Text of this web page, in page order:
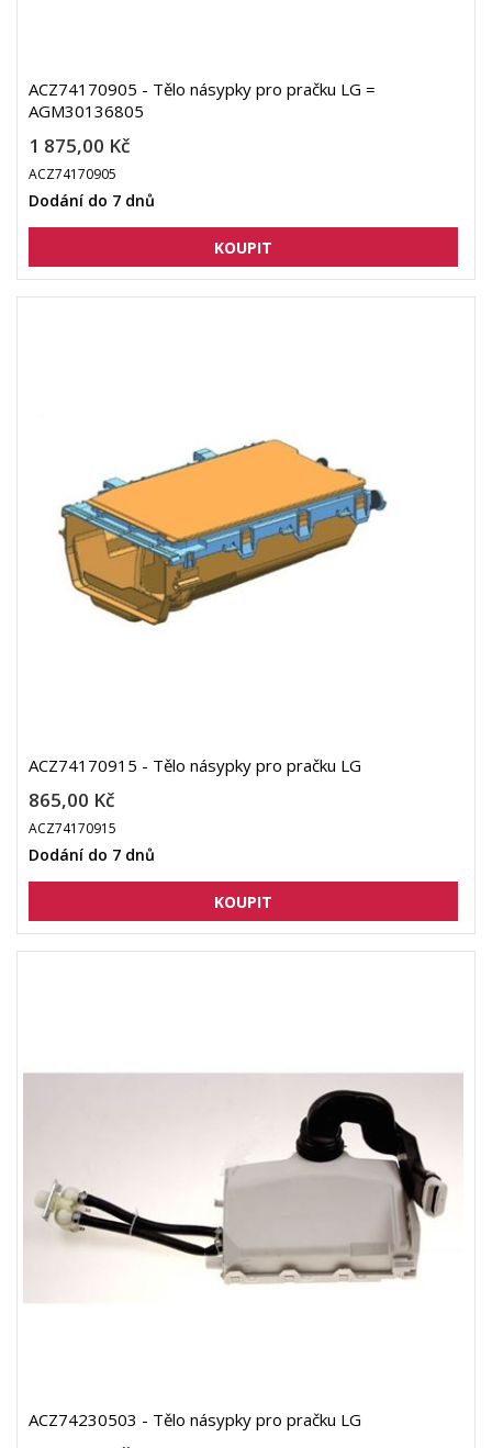
ACZ74170905 - Tělo násypky pro pračku LG =
AGM30136805
1 875,00 Kč
ACZ74170905
Dodání do 7 dnů
ACZ74170915 - Tělo násypky pro pračku LG
865,00 Kč
ACZ74170915
Dodání do 7 dnů
ACZ74230503 - Tělo násypky pro pračku LG